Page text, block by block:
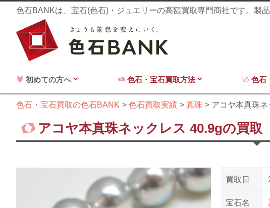
色石BANKは、宝石(色石)・ジュエリーの高額買取専門商社です。製
初めての方へ 色石・宝石買取方法 色石
色石・宝石買取の色石BANK 色石買取実績 真珠 アコヤ本真珠
アコヤ本真珠ネックレス 40.9gの買取
買取日
宝石名